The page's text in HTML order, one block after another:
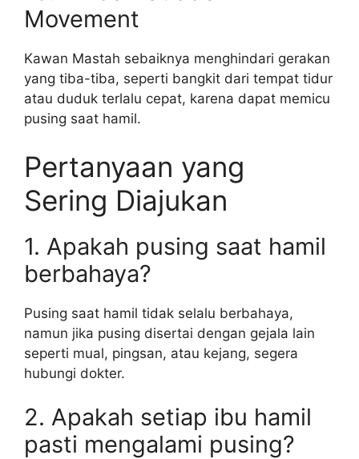
Movement
Kawan Mastah sebaiknya menghindari gerakan
yang tiba-tiba, seperti bangkit dari tempat tidur
atau duduk terlalu cepat, karena dapat memicu
pusing saat hamil.
Pertanyaan yang
Sering Diajukan
1. Apakah pusing saat hamil
berbahaya?
Pusing saat hamil tidak selalu berbahaya,
namun jika pusing disertai dengan gejala lain
seperti mual, pingsan, atau kejang, segera
hubungi dokter.
2. Apakah setiap ibu hamil
pasti mengalami pusing?